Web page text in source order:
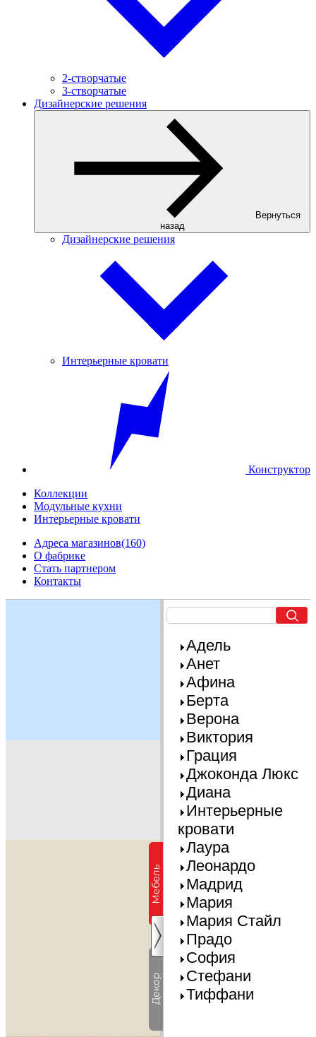
2-створчатые
3-створчатые
Дизайнерские решения
Вернуться
назад
Дизайнерские решения
Интерьерные кровати
Конструктор
Коллекции
Модульные кухни
Интерьерные кровати
Адреса магазинов(160)
О фабрике
Стать партнером
Контакты